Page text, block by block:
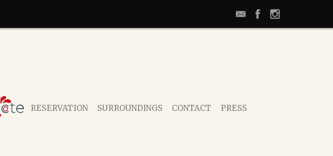
RESERVATION SURROUNDINGS CONTACT PRESS